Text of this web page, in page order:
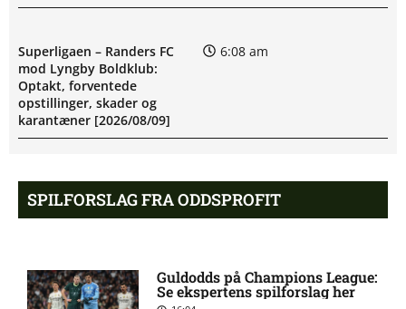
Superligaen – Randers FC
mod Lyngby Boldklub:
Optakt, forventede
opstillinger, skader og
karantæner [2026/08/09]
6:08 am
Pontus Anders Rödin misser
kamp for Silkeborg IF
5:44 am
Esbjerg fB: Optakt
[2026/08/09]
SPILFORSLAG FRA ODDSPROFIT
Guldodds på Champions League:
Se ekspertens spilforslag her